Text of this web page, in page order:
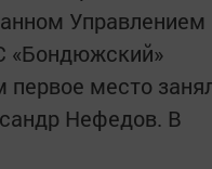
Управлением
«Бондюжский»
первое место
Нефедов. В